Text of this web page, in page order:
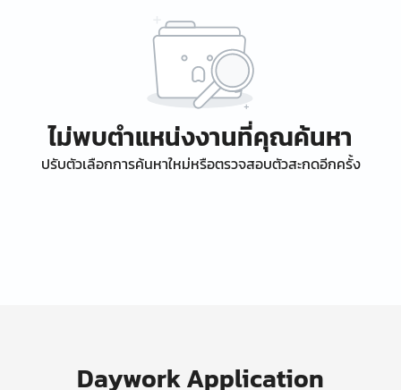
ไม่พบตำแหน่งงานที่คุณค้นหา
ปรับตัวเลือกการค้นหาใหม่หรือตรวจสอบตัวสะกดอีกครั้ง
Daywork Application